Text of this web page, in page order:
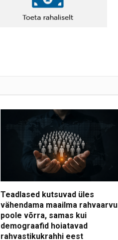
Teadlased kutsuvad üles
vähendama maailma rahvaarvu
poole võrra, samas kui
demograafid hoiatavad
rahvastikukrahhi eest